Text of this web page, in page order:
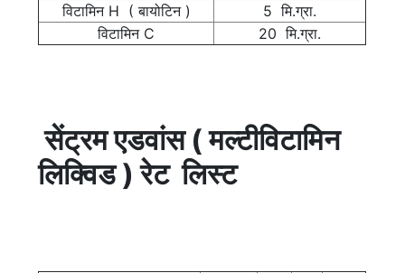
विटामिन H ( बायोटिन )
5 मि.ग्रा.
विटामिन C
20 मि.ग्रा.
सेंट्रम एडवांस ( मल्टीविटामिन
लिक्विड ) रेट लिस्ट